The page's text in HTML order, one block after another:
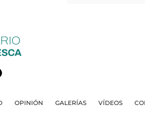
OPINIÓN GALERÍAS VÍDEOS